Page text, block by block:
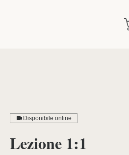
Disponibile online
Lezione 1:1